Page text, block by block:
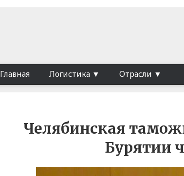
Главная Логистика Отрасли
Челябинская
Бурятии